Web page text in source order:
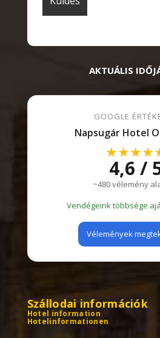
AKTUÁLIS
GOOGLE
Napsugár Hotel
4,6 /
~480 vélemény
Vendégeink többsége
Vélemények
Szállodai információk
Hotel information
Hotelinformationen